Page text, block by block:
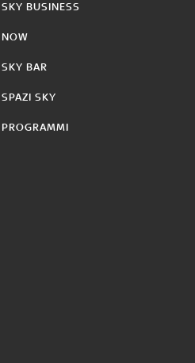
SKY BUSINESS
NOW
SKY BAR
SPAZI SKY
PROGRAMMI